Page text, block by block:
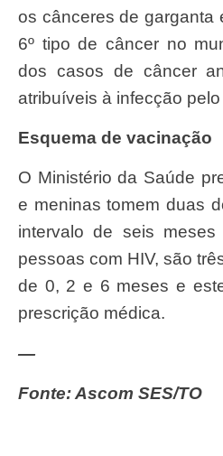
os cânceres de garganta
6º tipo de câncer no
dos casos de câncer
atribuíveis à infecção pelo
Esquema de vacinação
O Ministério da Saúde preconiza que meninos
e meninas tomem duas
intervalo de seis
pessoas com HIV, são
de 0, 2 e 6 meses e
prescrição médica.
—
Fonte: Ascom SES/TO